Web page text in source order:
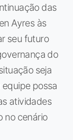
das
Ayres às
seu futuro
do
seja
possa
atividades
no cenário